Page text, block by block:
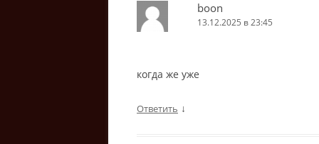
boon
13.12.2025 в 23:45
когда же уже
Ответить ↓